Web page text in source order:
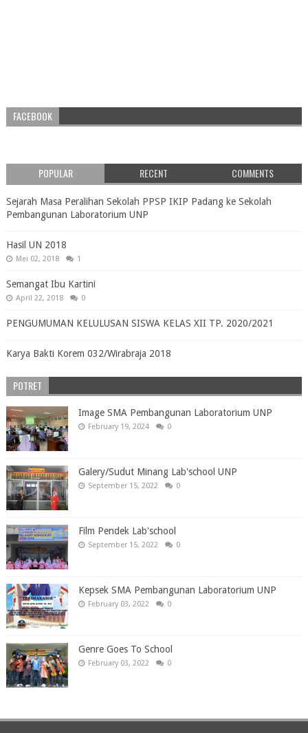
FACEBOOK
POPULAR RECENT COMMENTS
Sejarah Masa Peralihan Sekolah PPSP IKIP Padang ke Sekolah
Pembangunan Laboratorium UNP
Hasil UN 2018
Mei 02, 2018 1
Semangat Ibu Kartini
April 22, 2018 0
PENGUMUMAN KELULUSAN SISWA KELAS XII TP. 2020/2021
Karya Bakti Korem 032/Wirabraja 2018
POTRET
Image SMA Pembangunan Laboratorium UNP
February 19, 2024 0
Galery/Sudut Minang Lab'school UNP
September 15, 2022 0
Film Pendek Lab'school
September 15, 2022 0
Kepsek SMA Pembangunan Laboratorium UNP
February 03, 2022 0
Genre Goes To School
February 03, 2022 0